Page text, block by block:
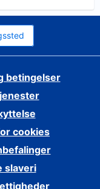
betingelser
cookies
slaveri